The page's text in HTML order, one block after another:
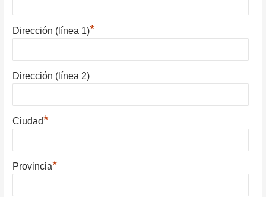
Dirección (línea 1)*
Dirección (línea 2)
Ciudad*
Provincia*